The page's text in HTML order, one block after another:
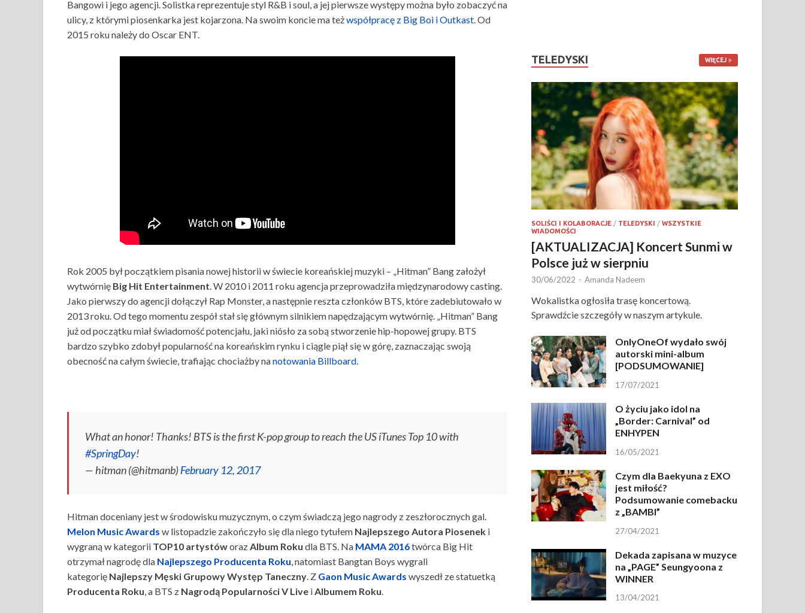
Bangowi i jego agencji. Solistka reprezentuje styl R&B i soul, a jej pierwsze występy można było zobaczyć na
ulicy, z którymi piosenkarka jest kojarzona. Na swoim koncie ma teżwspółpracę z Big Boi i Outkast. Od
2015 roku należy do Oscar ENT.
Rok 2005 był początkiem pisania nowej historii w świecie koreańskiej muzyki – „Hitman” Bang założył
wytwórnię Big Hit Entertainment. W 2010 i 2011 roku agencja przeprowadziła międzynarodowy casting.
Jako pierwszy do agencji dołączył Rap Monster, a następnie reszta członków BTS, które zadebiutowało w
2013 roku. Od tego momentu zespół stał się głównym silnikiem napędzającym wytwórnię. „Hitman” Bang
już od początku miał świadomość potencjału, jaki niósło za sobą stworzenie hip-hopowej grupy. BTS
bardzo szybko zdobył popularność na koreańskim rynku i ciągle piął się w górę, zaznaczając swoją
obecność na całym świecie, trafiając chociażby nanotowania Billboard.
What an honor! Thanks! BTS is the first K-pop group to reach the US iTunes Top 10 with
#SpringDay!
— hitman (@hitmanb)February 12, 2017
Hitman doceniany jest w środowisku muzycznym, o czym świadczą jego nagrody z zeszłorocznych gal.
Melon Music Awards w listopadzie zakończyło się dla niego tytułem Najlepszego Autora Piosenek i
wygraną w kategorii TOP10 artystóworazAlbum Roku dla BTS. Na MAMA 2016twórca Big Hit
otrzymał nagrodę dla Najlepszego Producenta Roku, natomiast Bangtan Boys wygrali
kategorię Najlepszy Męski Grupowy Występ Taneczny. Z Gaon Music Awards wyszedł ze statuetką
Producenta Roku, a BTS z Nagrodą Popularności V Live iAlbumem Roku.
TELEDYSKI WIĘCEJ
SOLIŚCI I KOLABORACJE / TELEDYSKI /WSZYSTKIE
WIADOMOŚCI
[AKTUALIZACJA] Koncert Sunmi w
Polsce już w sierpniu
30/06/2022 - Amanda Nadeem
Wokalistka ogłosiła trasę koncertową.
Sprawdźcie szczegóły w naszym artykule.
OnlyOneOf wydało swój
autorski mini-album
[PODSUMOWANIE]
17/07/2021
O życiu jako idol na
„Border: Carnival” od
ENHYPEN
16/05/2021
Czym dla Baekyuna z EXO
jest miłość?
Podsumowanie comebacku
z „BAMBI”
27/04/2021
Dekada zapisana w muzyce
na „PAGE” Seungyoona z
WINNER
13/04/2021